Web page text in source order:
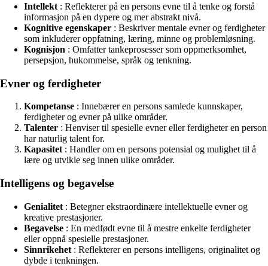
Intellekt : Reflekterer på en persons evne til å tenke og forstå
informasjon på en dypere og mer abstrakt nivå.
Kognitive egenskaper : Beskriver mentale evner og ferdigheter
som inkluderer oppfatning, læring, minne og problemløsning.
Kognisjon : Omfatter tankeprosesser som oppmerksomhet,
persepsjon, hukommelse, språk og tenkning.
Evner og ferdigheter
Kompetanse : Innebærer en persons samlede kunnskaper,
ferdigheter og evner på ulike områder.
Talenter : Henviser til spesielle evner eller ferdigheter en person
har naturlig talent for.
Kapasitet : Handler om en persons potensial og mulighet til å
lære og utvikle seg innen ulike områder.
Intelligens og begavelse
Genialitet : Betegner ekstraordinære intellektuelle evner og
kreative prestasjoner.
Begavelse : En medfødt evne til å mestre enkelte ferdigheter
eller oppnå spesielle prestasjoner.
Sinnrikehet : Reflekterer en persons intelligens, originalitet og
dybde i tenkningen.